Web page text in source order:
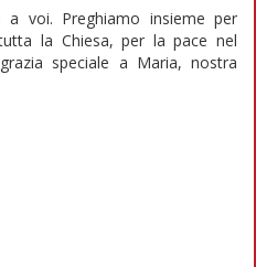
a voi. Preghiamo insieme per
la Chiesa, per la pace nel
speciale a Maria, nostra